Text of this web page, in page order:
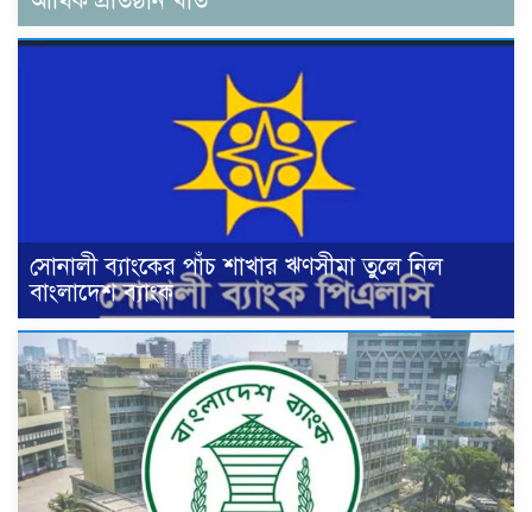
সোনালী ব্যাংকের পাঁচ শাখার ঋণসীমা তুলে নিল
বাংলাদেশ ব্যাংক